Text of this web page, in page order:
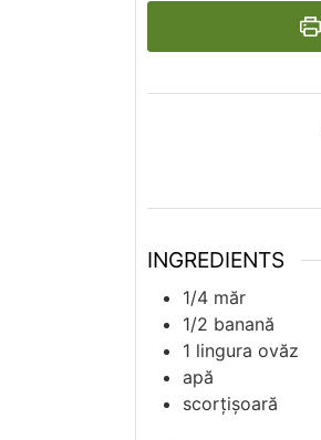
INGREDIENTS
1/4 măr
1/2 banană
1 lingura ovăz
apă
scorțișoară